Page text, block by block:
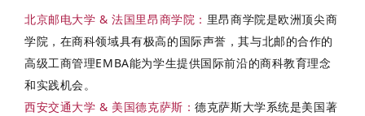
北京邮电大学 & 法国里昂商学院 ： 里昂商学院是欧洲顶尖商
学院，在商科领域具有极高的国际声誉，其与北邮的合作的
高级工商管理EMBA能为学生提供国际前沿的商科教育理念
和实践机会。
西安交通大学 & 美国德克萨斯 ：德克萨斯大学系统是美国著